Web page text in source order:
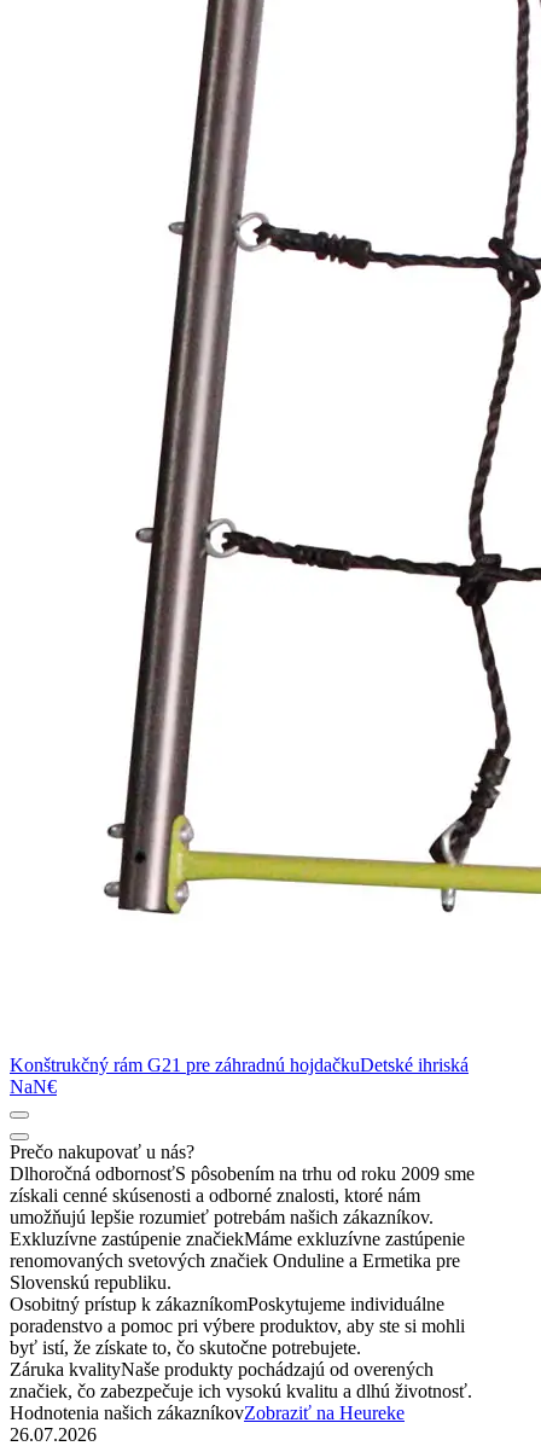
Konštrukčný rám G21 pre záhradnú hojdačkuDetské ihriská
NaN€
Prečo nakupovať u nás?
Dlhoročná odbornosťS pôsobením na trhu od roku 2009 sme
získali cenné skúsenosti a odborné znalosti, ktoré nám
umožňujú lepšie rozumieť potrebám našich zákazníkov.
Exkluzívne zastúpenie značiekMáme exkluzívne zastúpenie
renomovaných svetových značiek Onduline a Ermetika pre
Slovenskú republiku.
Osobitný prístup k zákazníkomPoskytujeme individuálne
poradenstvo a pomoc pri výbere produktov, aby ste si mohli
byť istí, že získate to, čo skutočne potrebujete.
Záruka kvalityNaše produkty pochádzajú od overených
značiek, čo zabezpečuje ich vysokú kvalitu a dlhú životnosť.
Hodnotenia našich zákazníkovZobraziť na Heureke
26.07.2026